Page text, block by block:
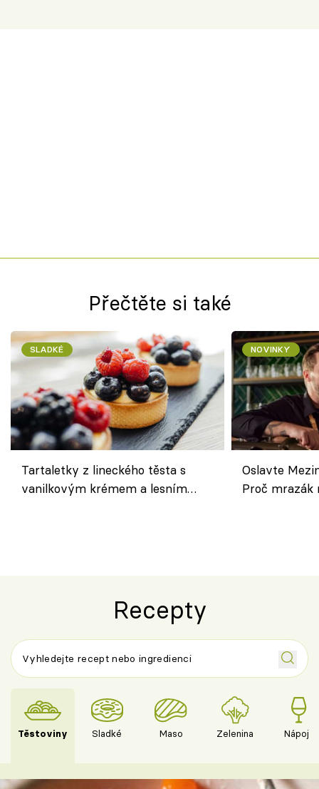
Přečtěte si také
SLADKÉ
Tartaletky z lineckého těsta s
vanilkovým krémem a lesním
NOVINKY
Oslavte
Proč
Recepty
Těstoviny Sladké Maso Zelenina Nápoje